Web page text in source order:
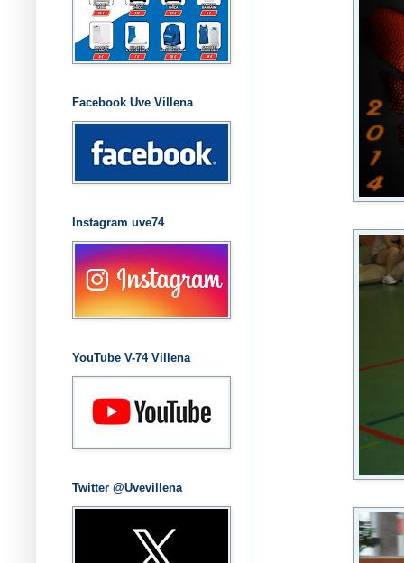
Facebook Uve Villena
Instagram uve74
YouTube V-74 Villena
Twitter @Uvevillena